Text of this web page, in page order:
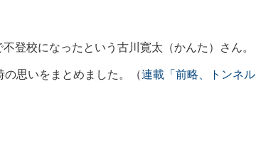
登校になったという古川寛太（かんた）さん。
思いをまとめました。（連載「前略、トンネル